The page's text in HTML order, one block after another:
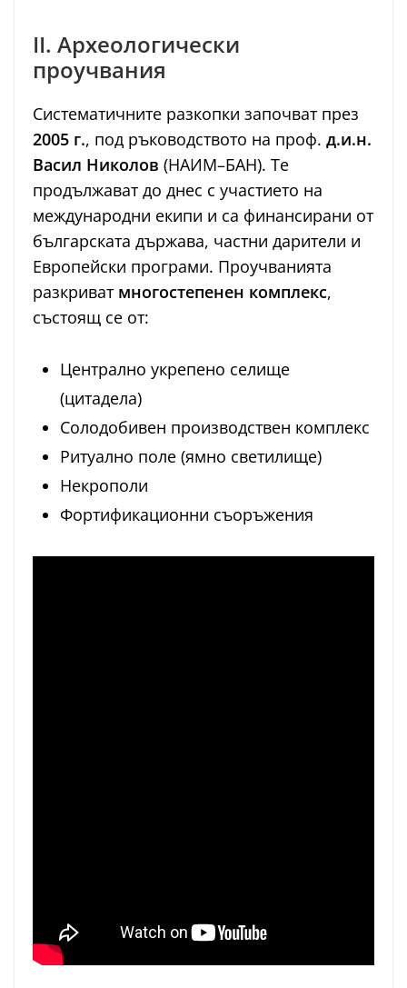
II. Археологически
проучвания
Систематичните разкопки започват през
2005 г., под ръководството на проф. д.и.н.
Васил Николов (НАИМ–БАН). Те
продължават до днес с участието на
международни екипи и са финансирани от
българската държава, частни дарители и
Европейски програми. Проучванията
разкриват многостепенен комплекс,
състоящ се от:
Централно укрепено селище
(цитадела)
Солодобивен производствен комплекс
Ритуално поле (ямно светилище)
Некрополи
Фортификационни съоръжения